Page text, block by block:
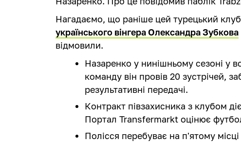
Нагадаємо, що раніше цей турецький клуб
українського вінгера Олександра Зубкова
відмовили.
Назаренко у нинішньому сезоні у
команду він провів 20 зустрічей,
результативні передачі.
Контракт півзахисника з клубом
Портал Transfermarkt оцінює
Полісся перебуває на п'ятому